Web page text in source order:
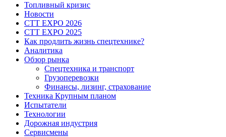
Топливный кризис
Новости
CTT EXPO 2026
CTT EXPO 2025
Как продлить жизнь спецтехнике?
Аналитика
Обзор рынка
Спецтехника и транспорт
Грузоперевозки
Финансы, лизинг, страхование
Техника Крупным планом
Испытатели
Технологии
Дорожная индустрия
Сервисмены